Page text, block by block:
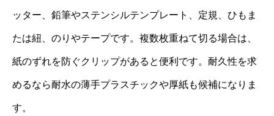
ッター、鉛筆やステンシルテンプレート、定規、ひもま
たは紐、のりやテープです。複数枚重ねて切る場合は、
紙のずれを防ぐクリップがあると便利です。耐久性を求
めるなら耐水の薄手プラスチックや厚紙も候補になりま
す。